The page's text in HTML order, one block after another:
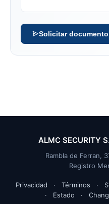
Solicitar documento
ALMC SECURITY
Rambla de Ferran,
Registro
Privacidad · Términos ·
·
Estado ·